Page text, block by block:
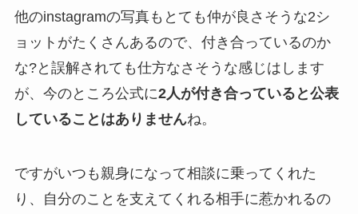
他のinstagramの写真もとても仲が良さそうな2シ
ョットがたくさんあるので、付き合っているのか
な?と誤解されても仕方なさそうな感じはします
が、今のところ公式に2人が付き合っていると公表
していることはありませんね。
ですがいつも親身になって相談に乗ってくれた
り、自分のことを支えてくれる相手に惹かれるの